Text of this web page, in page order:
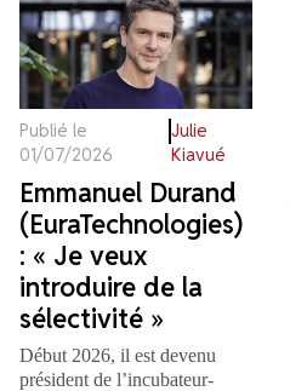
Publié le
01/07/2026
Julie
Kiavué
Emmanuel Durand
(EuraTechnologies)
: « Je veux
introduire de la
sélectivité »
Début 2026, il est devenu
président de l’incubateur-